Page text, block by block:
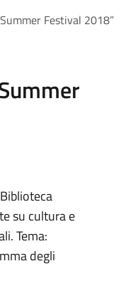
Festival 2018”
su cultura e
Tema:
degli